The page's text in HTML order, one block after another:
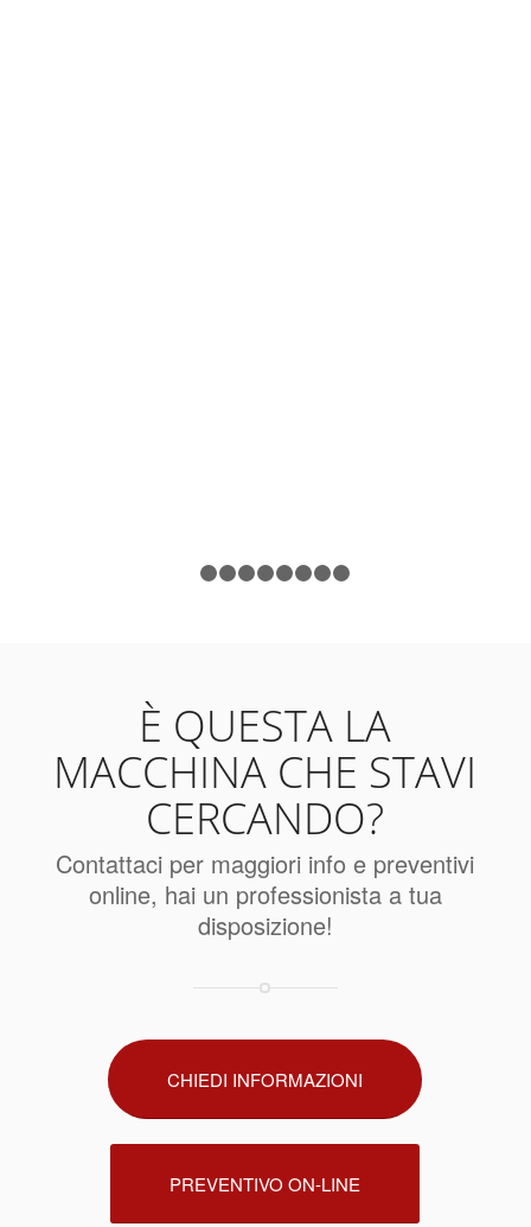
1 2 3
È QUESTA LA
MACCHINA CHE STAVI
CERCANDO?
Contattaci per maggiori info e preventivi
online, hai un professionista a tua
disposizione!
CHIEDI INFORMAZIONI
PREVENTIVO ON-LINE